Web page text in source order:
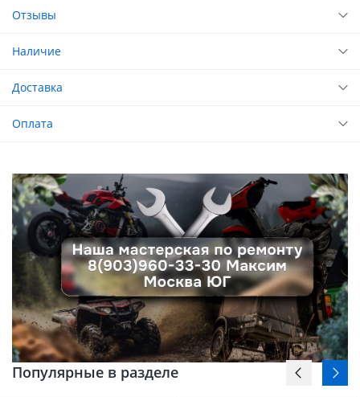
Отзывы
Наличие
Доставка
Оплата
Популярные в разделе